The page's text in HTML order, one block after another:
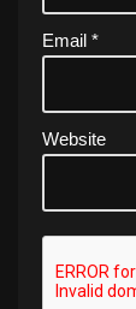
Email *
Website